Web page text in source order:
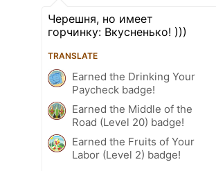
Черешня, но имеет
горчинку: Вкусненько! )))
TRANSLATE
Earned the Drinking Your
Paycheck badge!
Earned the Middle of the
Road (Level 20) badge!
Earned the Fruits of Your
Labor (Level 2) badge!